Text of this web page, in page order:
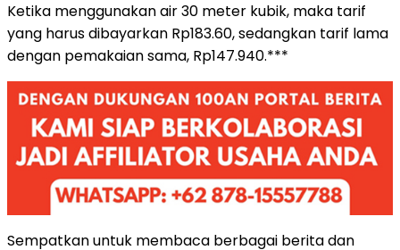
Ketika menggunakan air 30 meter kubik, maka tarif
yang harus dibayarkan Rp183.60, sedangkan tarif lama
dengan pemakaian sama, Rp147.940.***
Sempatkan untuk membaca berbagai berita dan